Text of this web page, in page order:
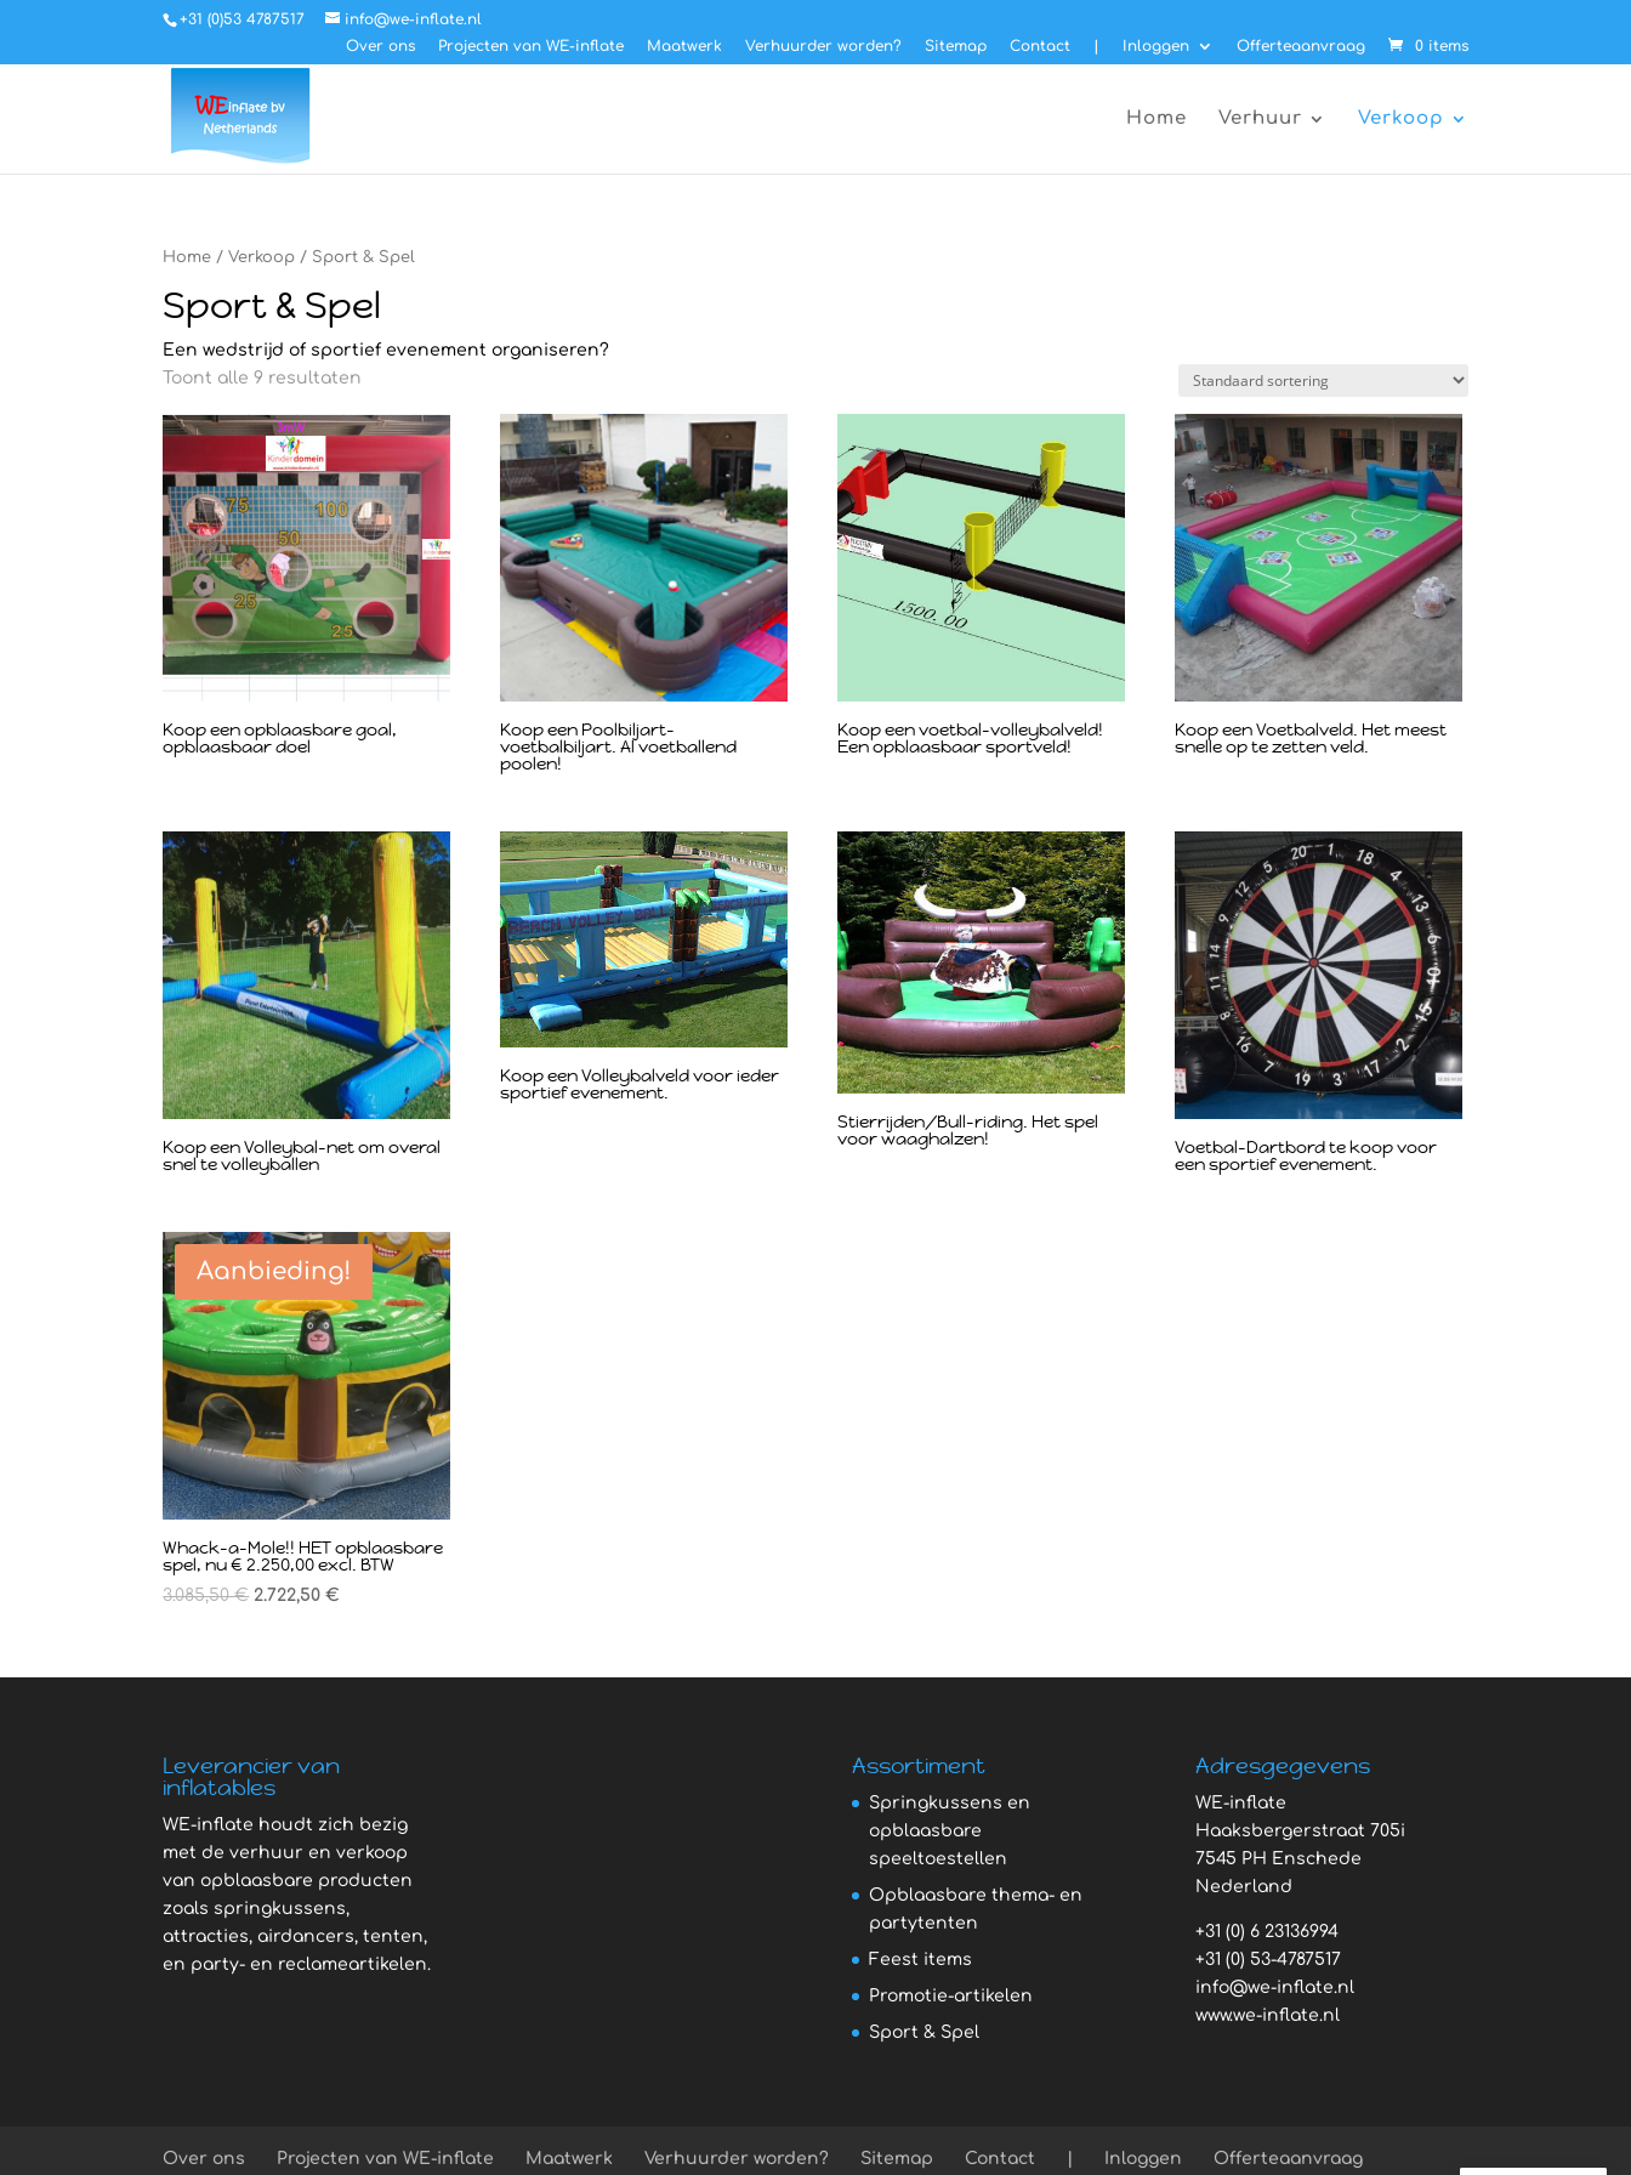
+31 (0)53 4787517
info@we-inflate.nl
Over ons
Projecten van WE-inflate Maatwerk Verhuurder worden? Sitemap Contact Inloggen Offerteaanvraag 0 items
Home Verhuur Verkoop
Home /Verkoop / Sport & Spel
Sport & Spel
Een wedstrijd of sportief evenement organiseren?
Toont alle 9 resultaten
Koop een opblaasbare goal,
opblaasbaar doel
Koop een Poolbiljart-
voetbalbiljart. Al voetballend
poolen!
Koop een voetbal-volleybalveld!
Een opblaasbaar sportveld!
Koop een Voetbalveld. Het meest
snelle op te zetten veld.
Koop een Volleybal-net om overal
snel te volleyballen
Koop een Volleybalveld voor ieder
sportief evenement.
Stierrijden/Bull-riding. Het spel
voor waaghalzen! Voetbal-Dartbord te koop voor
een sportief evenement.
Aanbieding!
Whack-a-Mole!! HET opblaasbare
spel, nu € 2.250,00 excl. BTW
3.085,50€ 2.722,50€
Leverancier van
inflatables
WE-inflate houdt zich bezig
met de verhuur en verkoop
van opblaasbare producten
zoals springkussens,
attracties, airdancers, tenten,
en party- en reclameartikelen.
Assortiment
Springkussens en
opblaasbare
speeltoestellen
Opblaasbare thema- en
partytenten
Feest items
Promotie-artikelen
Sport & Spel
Adresgegevens
WE-inflate
Haaksbergerstraat 705i
7545 PH Enschede
Nederland
+31 (0) 6 23136994
+31 (0) 53-4787517
info@we-inflate.nl
www.we-inflate.nl
Over ons Projecten van WE-inflate Maatwerk Verhuurder worden? Sitemap Contact Inloggen Offerteaanvraag